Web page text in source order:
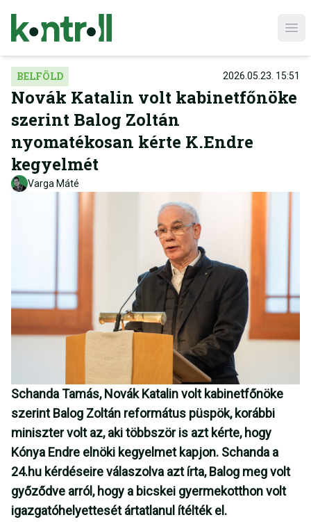
BELFÖLD 2026.05.23. 15:51
Novák Katalin volt kabinetfőnöke
szerint Balog Zoltán
nyomatékosan kérte K.Endre
kegyelmét
Varga Máté
Schanda Tamás, Novák Katalin volt kabinetfőnöke
szerint Balog Zoltán református püspök, korábbi
miniszter volt az, aki többször is azt kérte, hogy
Kónya Endre elnöki kegyelmet kapjon. Schanda a
24.hu kérdéseire válaszolva azt írta, Balog meg volt
győződve arról, hogy a bicskei gyermekotthon volt
igazgatóhelyettesét ártatlanul ítélték el.